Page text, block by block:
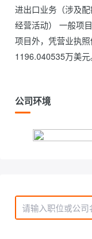
进出口业务（涉及
经营活动） 一般项
项目外，凭营业执
1196.040535万美
公司环境